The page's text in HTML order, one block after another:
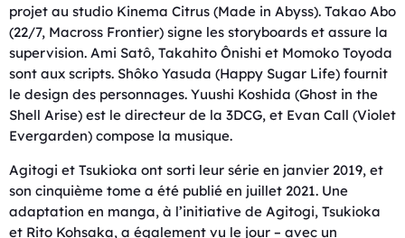
projet au studio Kinema Citrus (Made in Abyss). Takao Abo
(22/7, Macross Frontier) signe les storyboards et assure la
supervision. Ami Satô, Takahito Ônishi et Momoko Toyoda
sont aux scripts. Shôko Yasuda (Happy Sugar Life) fournit
le design des personnages. Yuushi Koshida (Ghost in the
Shell Arise) est le directeur de la 3DCG, et Evan Call (Violet
Evergarden) compose la musique.
Agitogi et Tsukioka ont sorti leur série en janvier 2019, et
son cinquième tome a été publié en juillet 2021. Une
adaptation en manga, à l’initiative de Agitogi, Tsukioka
et Rito Kohsaka, a également vu le jour – avec un